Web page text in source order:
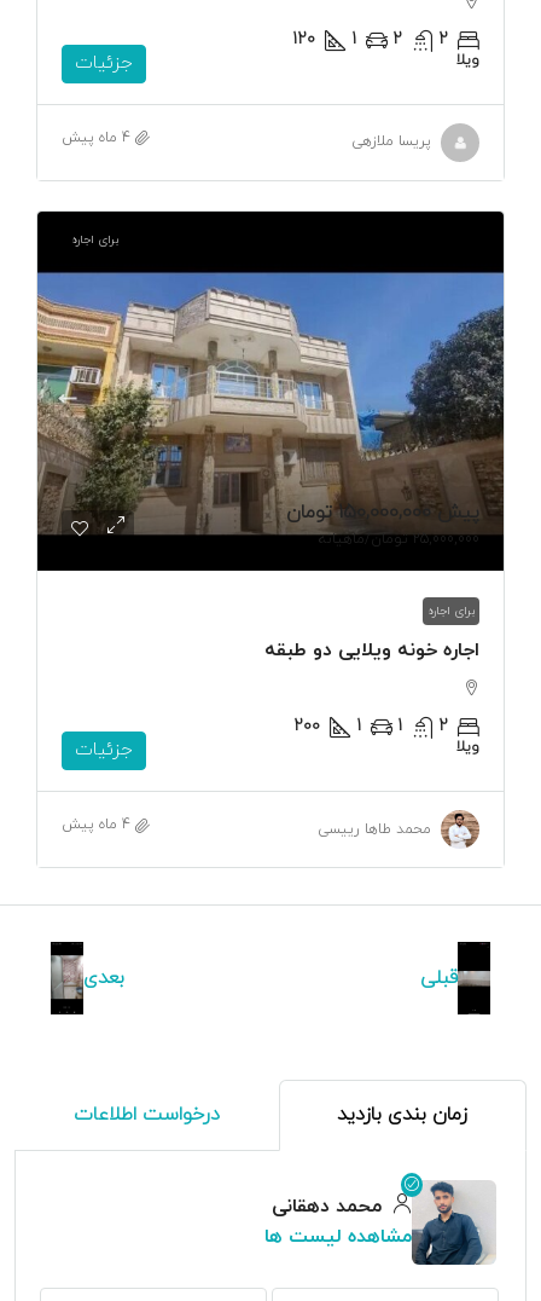
2
2
1
120
ویلا جزئیات
پریسا ملازهی 4 ماه پیش
برای اجاره
پیش150,000,000 تومان
25,000,000 تومان /ماهیانه
برای اجاره
اجاره خونه ویلایی دو طبقه
2
1
1
200
ویلا جزئیات
محمد طاها رییسی 4 ماه پیش
قبلی بعدی
زمان بندی بازدید درخواست اطلاعات
محمد دهقانی
مشاهده لیست ها